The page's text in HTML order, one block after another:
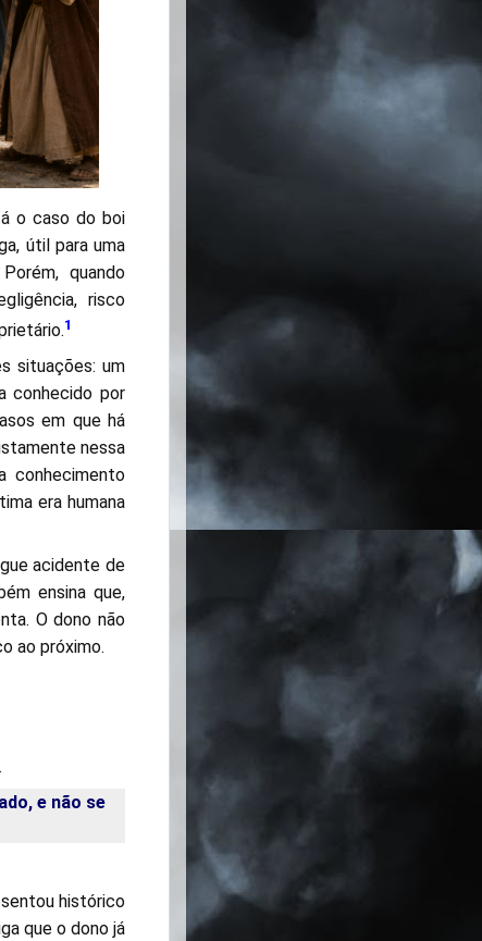
o caso do boi
útil para uma
quando
risco
1
situações: um
conhecido por
em que há
nessa
conhecimento
era humana
acidente de
ensina que,
O dono não
ao próximo.
e não se
histórico
que o dono já